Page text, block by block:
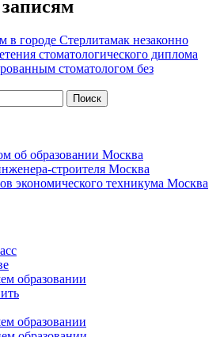
в городе Стерлитамак незаконно
стоматологического диплома
стоматологом без
об образовании Москва
строителя Москва
экономического техникума Москва
образовании
образовании